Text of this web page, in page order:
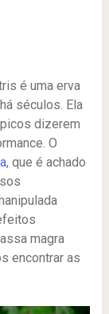
é uma erva
séculos. Ela
dizerem
O
, que é achado
magra
encontrar as